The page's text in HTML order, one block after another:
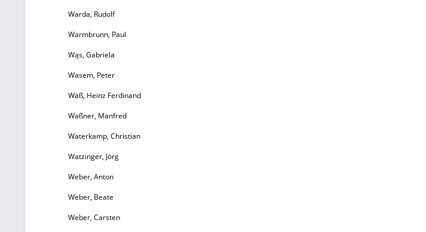
Warda, Rudolf
Warmbrunn, Paul
Wąs, Gabriela
Wasem, Peter
Wäß, Heinz Ferdinand
Waßner, Manfred
Waterkamp, Christian
Watzinger, Jörg
Weber, Anton
Weber, Beate
Weber, Carsten